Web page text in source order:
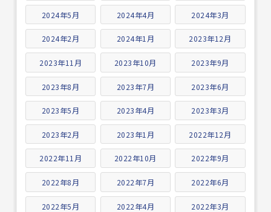
2024年5月 2024年4月 2024年3月
2024年2月 2024年1月 2023年12月
2023年11月 2023年10月 2023年9月
2023年8月 2023年7月 2023年6月
2023年5月 2023年4月 2023年3月
2023年2月 2023年1月 2022年12月
2022年11月 2022年10月 2022年9月
2022年8月 2022年7月 2022年6月
2022年5月 2022年4月 2022年3月